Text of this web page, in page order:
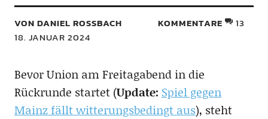
VON DANIEL ROSSBACH
18. JANUAR 2024
KOMMENTARE 13
Bevor Union am Freitagabend in die
Rückrunde startet (Update: Spiel gegen
Mainz fällt witterungsbedingt aus), steht